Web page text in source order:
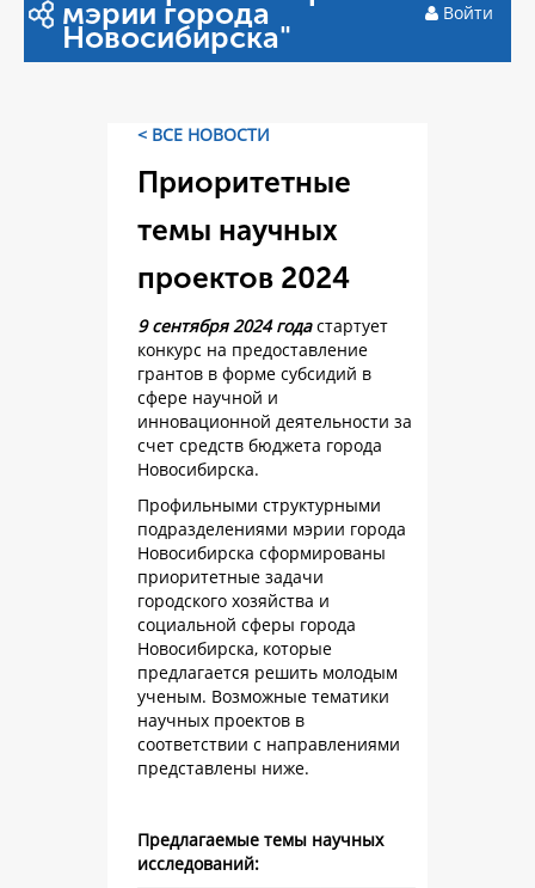
мэрии города
Новосибирска"
Войти
< ВСЕ НОВОСТИ
Приоритетные
темы научных
проектов 2024
9 сентября 2024 годастартует
конкурс на предоставление
грантов в форме субсидий в
сфере научной и
инновационной деятельности за
счет средств бюджета города
Новосибирска.
Профильными структурными
подразделениями мэрии города
Новосибирска сформированы
приоритетные задачи
городского хозяйства и
социальной сферы города
Новосибирска, которые
предлагается решить молодым
ученым. Возможные тематики
научных проектов в
соответствии с направлениями
представлены ниже.
Предлагаемые темы научных
исследований: